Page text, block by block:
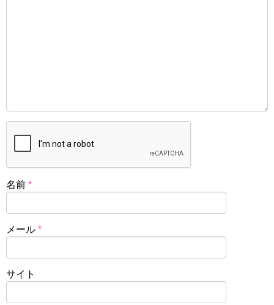
名前 *
メール *
サイト